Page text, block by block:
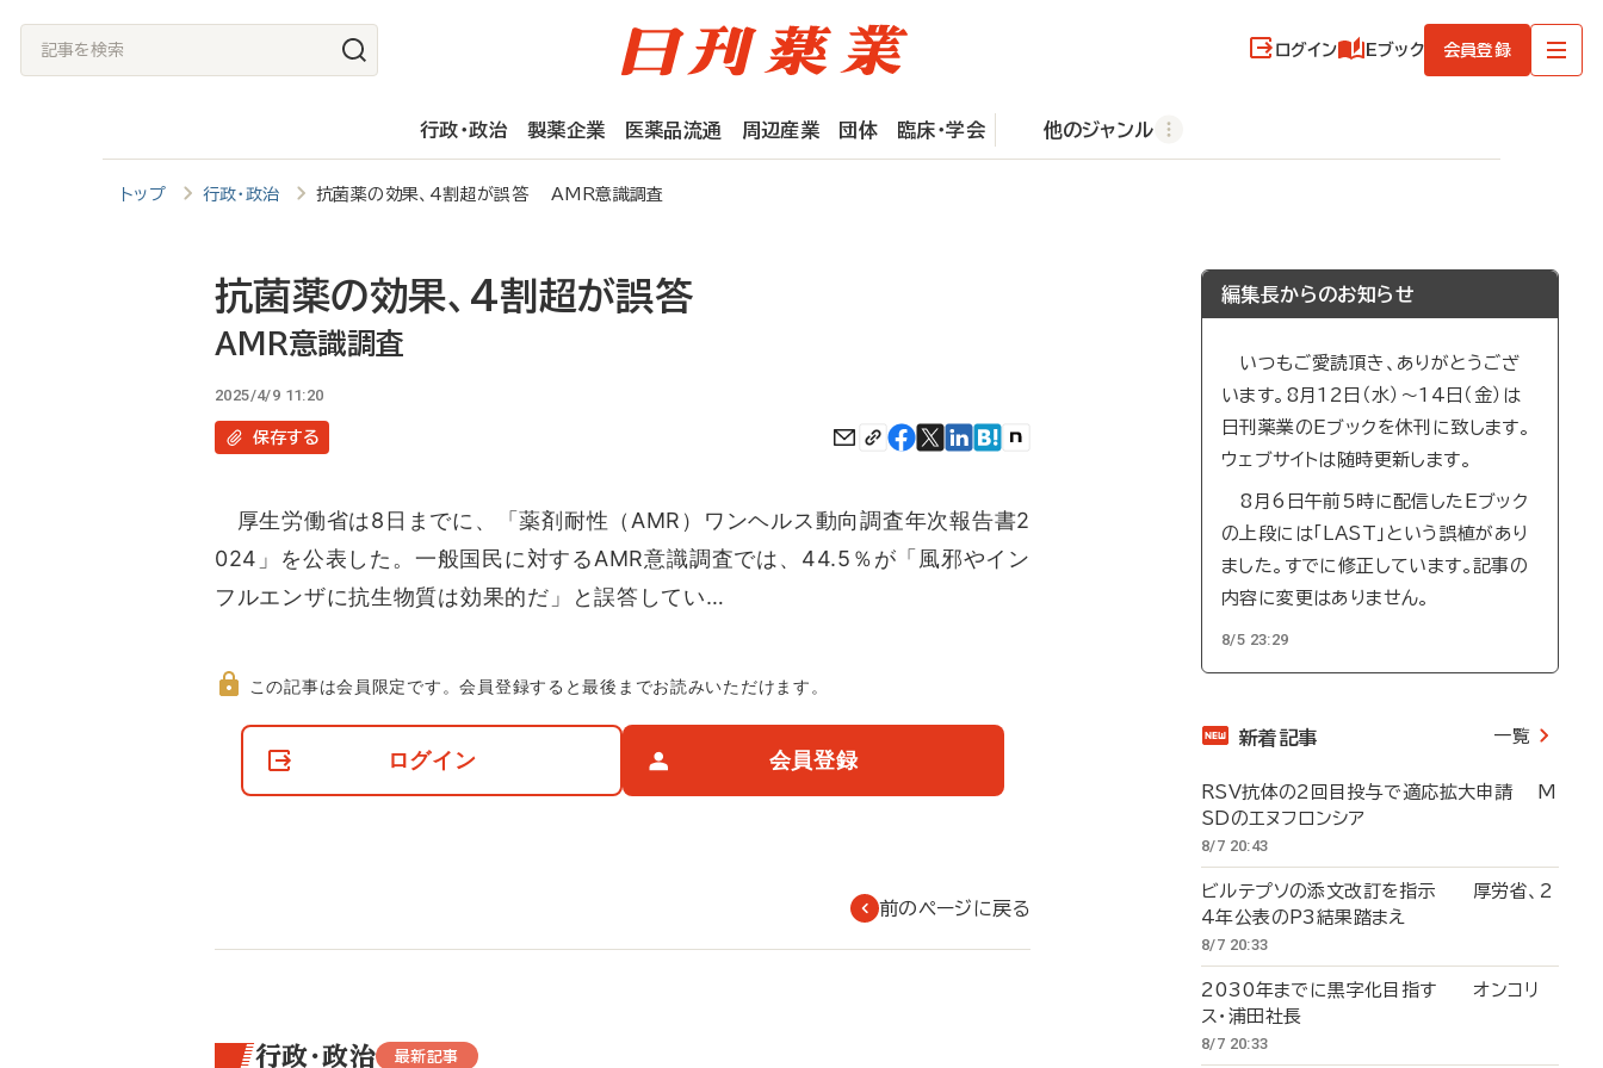
記
事
ログイン Eブック 会員登録
行政・政治 製薬企業 医薬品流通 周辺産業 団体 臨床・学会 他のジャンル
トップ 行政・政治 抗菌薬の効果、4割超が誤答 AMR意識調査
抗菌薬の効果、4割超が誤答
AMR意識調査
2025/4/9 11:20
保存する
厚生労働省は8日までに、「薬剤耐性（AMR）ワンヘルス動向調査年次報告書2
024」を公表した。一般国民に対するAMR意識調査では、44.5％が「風邪やイン
フルエンザに抗生物質は効果的だ」と誤答してい…
て
この記事は会員限定です。会員登録すると最後までお読みいただけます。
ログイン 会員登録
前のページに戻る
行政・政治 最新記事
編集長からのお知らせ
いつもご愛読頂き、ありがとうござ
います。8月12日（水）～14日（金）は
日刊薬業のEブックを休刊に致します。
ウェブサイトは随時更新します。
8月6日午前5時に配信したEブック
の上段には「LAST」という誤植があり
ました。すでに修正しています。記事の
内容に変更はありません。
8/5 23:29
新着記事 一覧
RSV抗体の2回目投与で適応拡大申請 M
SDのエヌフロンシア
8/7 20:43
ビルテプソの添文改訂を指示 厚労省、2
4年公表のP3結果踏まえ
8/7 20:33
2030年までに黒字化目指す オンコリ
ス・浦田社長
8/7 20:33